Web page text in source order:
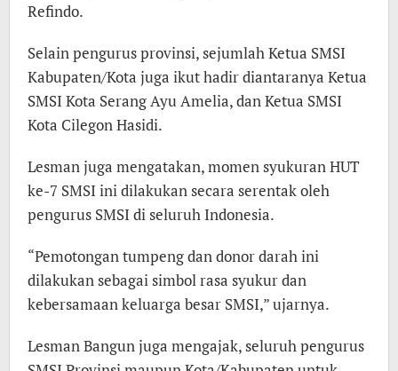
Refindo.
Selain pengurus provinsi, sejumlah Ketua SMSI
Kabupaten/Kota juga ikut hadir diantaranya Ketua
SMSI Kota Serang Ayu Amelia, dan Ketua SMSI
Kota Cilegon Hasidi.
Lesman juga mengatakan, momen syukuran HUT
ke-7 SMSI ini dilakukan secara serentak oleh
pengurus SMSI di seluruh Indonesia.
“Pemotongan tumpeng dan donor darah ini
dilakukan sebagai simbol rasa syukur dan
kebersamaan keluarga besar SMSI,” ujarnya.
Lesman Bangun juga mengajak, seluruh pengurus